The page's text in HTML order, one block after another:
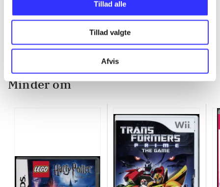
Tillad alle
Tillad valgte
Afvis
Minder om